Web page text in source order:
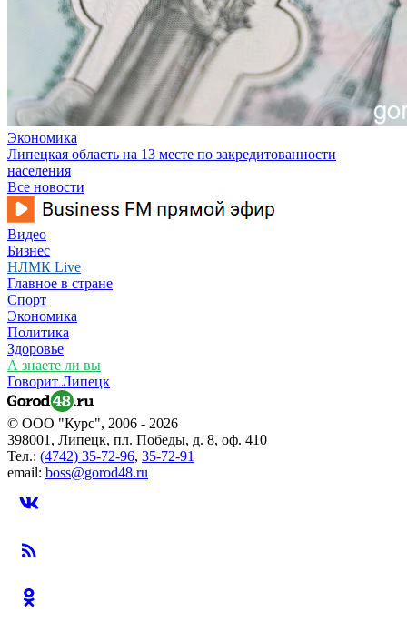
Экономика
Липецкая область на 13 месте по закредитованности
населения
Все новости
Видео
Бизнес
НЛМК Live
Главное в стране
Спорт
Экономика
Политика
Здоровье
А знаете ли вы
Говорит Липецк
© ООО "Курс", 2006 - 2026
398001, Липецк, пл. Победы, д. 8, оф. 410
Тел.: (4742) 35-72-96, 35-72-91
email: boss@gorod48.ru